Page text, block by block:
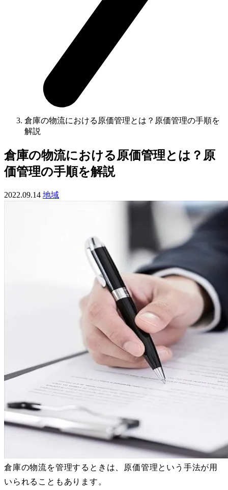
倉庫の物流における原価管理とは？原価管理の手順を
解説
倉庫の物流における原価管理とは？原
価管理の手順を解説
2022.09.14 地域
倉庫の物流を管理するときは、原価管理という手法が用
いられることもあります。